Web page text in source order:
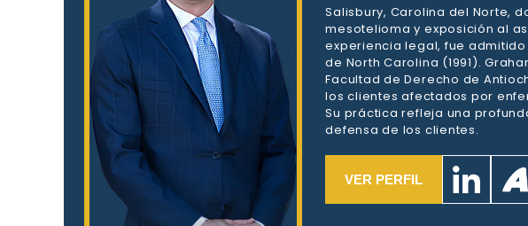
Salisbury, Carolina del Norte,
mesotelioma y exposición al
experiencia legal, fue
de North Carolina (1991).
Facultad de Derecho de
los clientes afectados por
Su práctica refleja una
defensa de los clientes.
VER PERFIL